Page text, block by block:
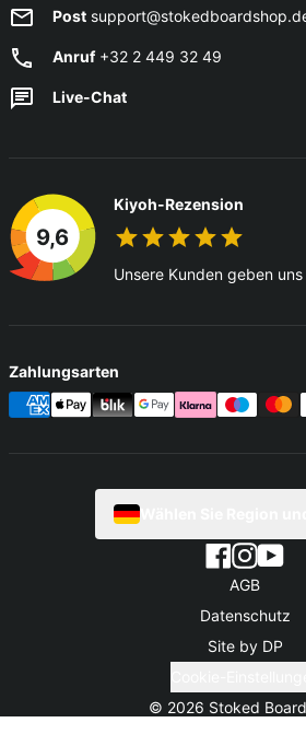
Post
Anruf+32 2 449 32 49
Live-Chat
9,6
Kiyoh-Rezension
Unsere Kunden geben
Zahlungsarten
Wählen Sie Region
AGB
Datenschutz
Site by DP
© 2026 Stoked